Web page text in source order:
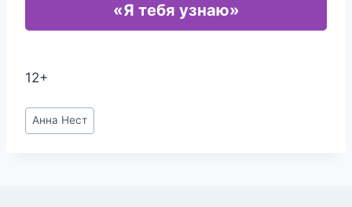
«Я тебя узнаю»
12+
Метки
записи:
Анна Нест